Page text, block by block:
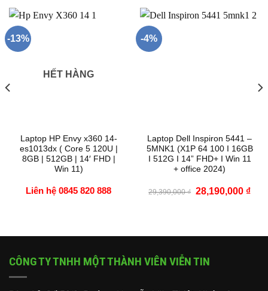
-13%
HẾT HÀNG
Laptop HP Envy x360 14-
es1013dx ( Core 5 120U |
8GB | 512GB | 14′ FHD |
Win 11)
Liên hệ 0845 820 888
-4%
Laptop Dell Inspiron 5441 –
5MNK1 (X1P 64 100 I 16GB
I 512G I 14” FHD+ I Win 11
+ office 2024)
29,390,000₫ Giá
gốc
28,190,000 ₫Giá
CÔNG TY TNHH MỘT THÀNH VIÊN VIỄN TIN